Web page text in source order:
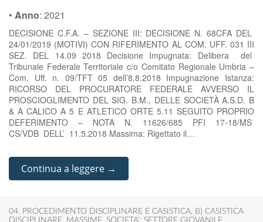
• Anno: 2021
DECISIONE C.F.A. – SEZIONE III: DECISIONE N. 68CFA DEL
24/01/2019 (MOTIVI) CON RIFERIMENTO AL COM. UFF. 031 III
SEZ. DEL 14.09 2018 Decisione Impugnata: Delibera del
Tribunale Federale Territoriale c/o Comitato Regionale Umbria –
Com. Uff. n. 09/TFT 05 dell’8.8.2018 Impugnazione Istanza:
RICORSO DEL PROCURATORE FEDERALE AVVERSO IL
PROSCIOGLIMENTO DEL SIG. B.M., DELLE SOCIETÀ A.S.D. B
& A CALICO A 5 E ATLETICO ORTE 5.11 SEGUITO PROPRIO
DEFERIMENTO – NOTA N. 11626/685 PFI 17-18/MS
CS/VDB DELL’ 11.5.2018 Massima: Rigettato il…
Continua a leggere →
04. PROCEDIMENTO DISCIPLINARE E CASISTICA, B) CASISTICA
DISCIPLINARE, MASSIME, SOCIETA': SETTORE GIOVANILE